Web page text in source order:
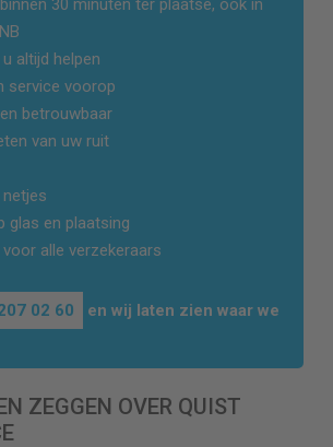
30 minuten ter plaatse, ook in
altijd helpen
service voorop
betrouwbaar
van uw ruit
glas en plaatsing
alle verzekeraars
02 60
en wij laten zien waar we
ZEGGEN OVER QUIST